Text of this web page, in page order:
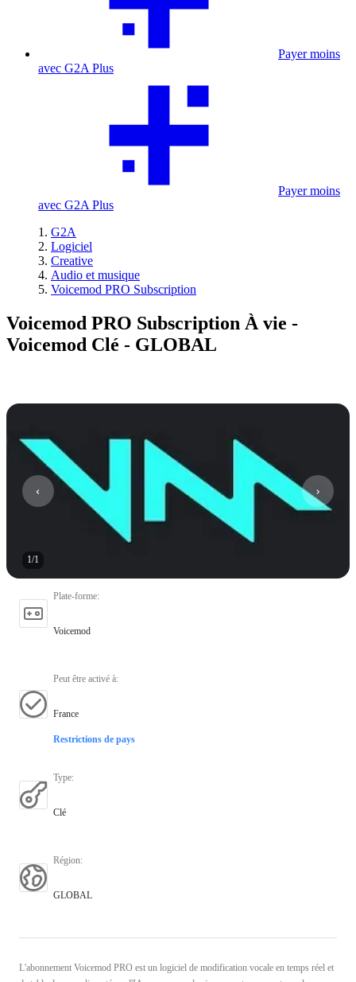
Payer moins
avec G2A Plus
Payer moins
avec G2A Plus
G2A
Logiciel
Creative
Audio et musique
Voicemod PRO Subscription
Voicemod PRO Subscription À vie -
Voicemod Clé - GLOBAL
1/1
Plate-forme:
Voicemod
Peut être activé à:
France
Restrictions de pays
Type:
Clé
Région:
GLOBAL
L'abonnement Voicemod PRO est un logiciel de modification vocale en temps réel et